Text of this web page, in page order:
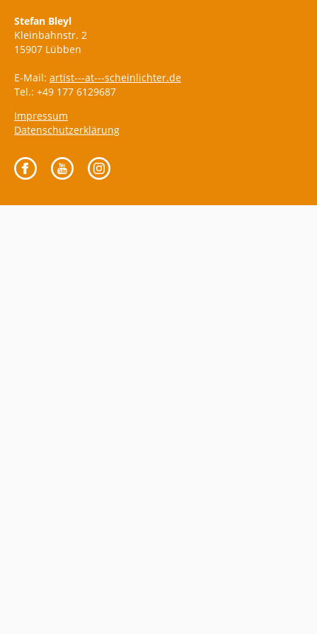
Stefan Bleyl
Kleinbahnstr. 2
15907 Lübben
E-Mail: artist---at---scheinlichter.de
Tel.: +49 177 6129687
Impressum
Datenschutzerklärung